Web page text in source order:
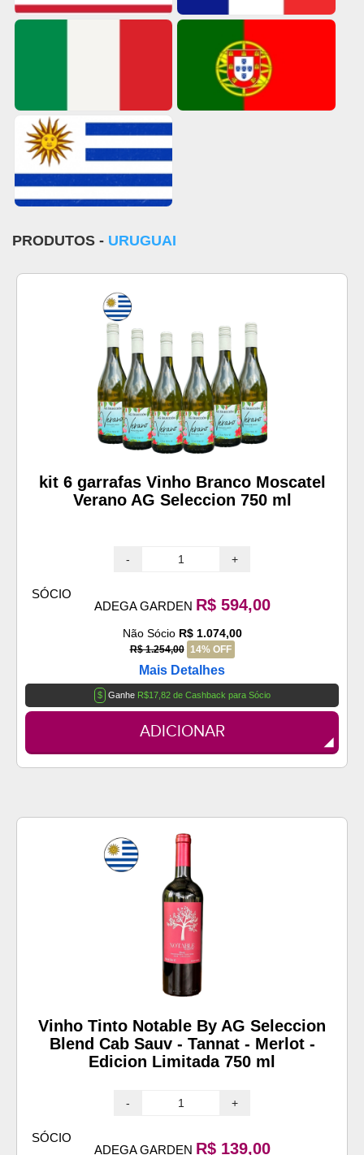
PRODUTOS - URUGUAI
kit 6 garrafas Vinho Branco Moscatel
Verano AG Seleccion 750 ml
- +
SÓCIO
ADEGA GARDEN R$ 594,00
Não Sócio R$ 1.074,00
R$ 1.254,00 14% OFF
Mais Detalhes
$ Ganhe R$17,82 de Cashback para Sócio
ADICIONAR
Vinho Tinto Notable By AG Seleccion
Blend Cab Sauv - Tannat - Merlot -
Edicion Limitada 750 ml
- +
SÓCIO
ADEGA GARDEN R$ 139,00